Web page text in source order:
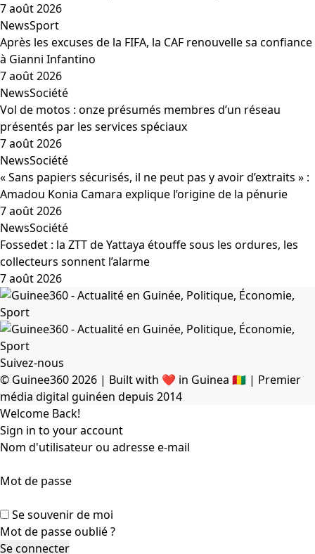
7 août 2026
NewsSport
Après les excuses de la FIFA, la CAF renouvelle sa confiance
à Gianni Infantino
7 août 2026
NewsSociété
Vol de motos : onze présumés membres d’un réseau
présentés par les services spéciaux
7 août 2026
NewsSociété
« Sans papiers sécurisés, il ne peut pas y avoir d’extraits » :
Amadou Konia Camara explique l’origine de la pénurie
7 août 2026
NewsSociété
Fossedet : la ZTT de Yattaya étouffe sous les ordures, les
collecteurs sonnent l’alarme
7 août 2026
Suivez-nous
© Guinee360 2026 | Built with ❤️ in Guinea 🇬🇳 | Premier
média digital guinéen depuis 2014
Welcome Back!
Sign in to your account
Nom d'utilisateur ou adresse e-mail
Mot de passe
Se souvenir de moi
Mot de passe oublié ?